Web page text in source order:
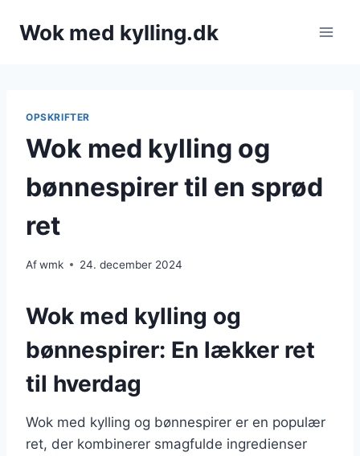
Wok med kylling.dk
OPSKRIFTER
Wok med kylling og
bønnespirer til en sprød
ret
Afwmk 24. december 2024
Wok med kylling og
bønnespirer: En lækker ret
til hverdag
Wok med kylling og bønnespirer er en populær
ret, der kombinerer smagfulde ingredienser